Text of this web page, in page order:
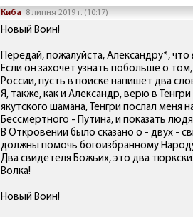
Киба 8 липня 2019 г. (10:17)
Новый Воин!
Передай, пожалуйста, Александру*, что
Если он захочет узнать побольше о
России, пусть в поиске напишет два
Я, также, как и Александр, верю в
якутского шамана, Тенгри послал меня
Бессмертного - Путина, и показать
В Откровении было сказано о - двух -
должны помочь богоизбранному
Два свидетеля Божьих, это два
Волка!
Новый Воин!